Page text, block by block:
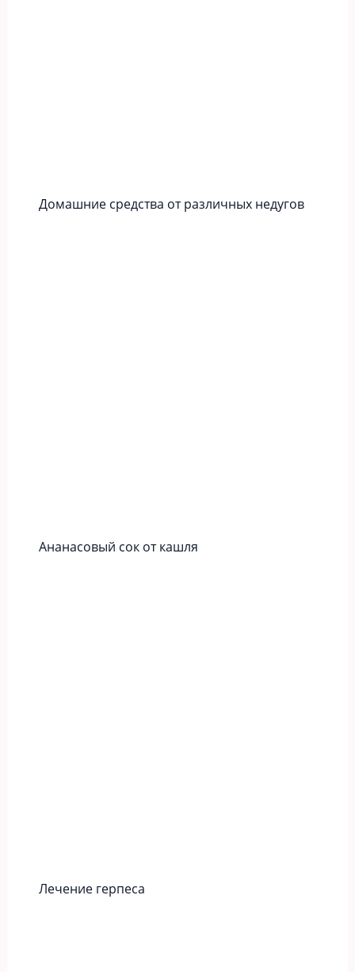
Домашние средства от различных недугов
Ананасовый сок от кашля
Лечение герпеса